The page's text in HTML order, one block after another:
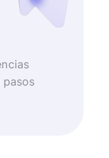
pasos